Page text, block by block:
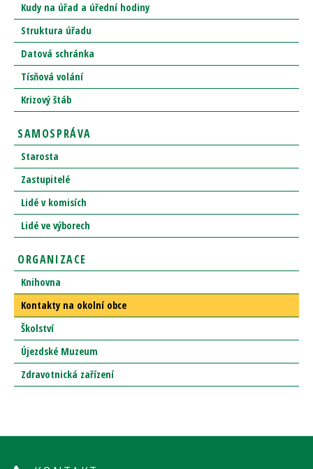
Kudy na úřad a úřední hodiny
Struktura úřadu
Datová schránka
Tísňová volání
Krizový štáb
SAMOSPRÁVA
Starosta
Zastupitelé
Lidé v komisích
Lidé ve výborech
ORGANIZACE
Knihovna
Kontakty na okolní obce
Školství
Újezdské Muzeum
Zdravotnická zařízení